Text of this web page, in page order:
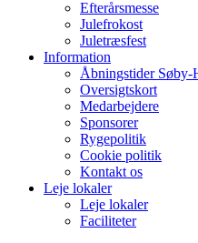
Efterårsmesse
Julefrokost
Juletræsfest
Information
Åbningstider Søby-
Oversigtskort
Medarbejdere
Sponsorer
Rygepolitik
Cookie politik
Kontakt os
Leje lokaler
Leje lokaler
Faciliteter